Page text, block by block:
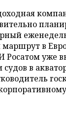
в
Росатом уже
судов в